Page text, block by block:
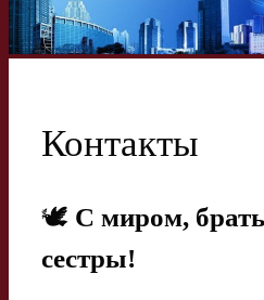
Контакты
🕊 С миром,
сестры!